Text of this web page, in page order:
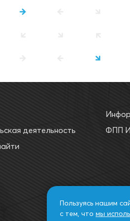
деятельность
ФПП
Пользуясь нашим
с тем, что мы